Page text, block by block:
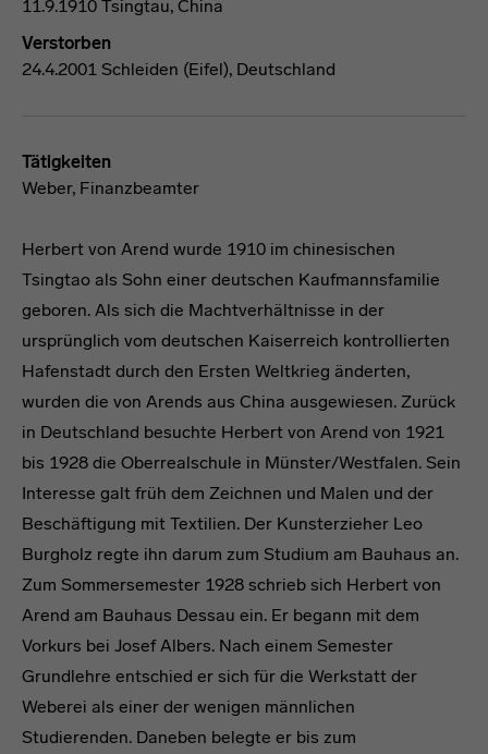
11.9.1910 Tsingtau, China
Verstorben
24.4.2001 Schleiden (Eifel), Deutschland
Tätigkeiten
Weber, Finanzbeamter
Herbert von Arend wurde 1910 im chinesischen
Tsingtao als Sohn einer deutschen Kaufmannsfamilie
geboren. Als sich die Machtverhältnisse in der
ursprünglich vom deutschen Kaiserreich kontrollierten
Hafenstadt durch den Ersten Weltkrieg änderten,
wurden die von Arends aus China ausgewiesen. Zurück
in Deutschland besuchte Herbert von Arend von 1921
bis 1928 die Oberrealschule in Münster/Westfalen. Sein
Interesse galt früh dem Zeichnen und Malen und der
Beschäftigung mit Textilien. Der Kunsterzieher Leo
Burgholz regte ihn darum zum Studium am Bauhaus an.
Zum Sommersemester 1928 schrieb sich Herbert von
Arend am Bauhaus Dessau ein. Er begann mit dem
Vorkurs bei Josef Albers. Nach einem Semester
Grundlehre entschied er sich für die Werkstatt der
Weberei als einer der wenigen männlichen
Studierenden. Daneben belegte er bis zum